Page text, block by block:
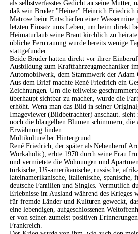
als selbstverfasstes Gedicht an seine Mutter,
daß sein Bruder "Heiner" Heinrich Friedrich
Matrose beim Entschärfen einer
letzten Einsatz ums Leben, um beim direkt
Heimaturlaub seine Braut kirchlich zu
übliche Ferntrauung wurde bereits wenige
stattgefunden.
Beide Brüder hatten direkt vor ihrer
Ausbildung zum Kraftfahrzeugmechaniker
Automobilwerk, dem Stammwerk der Adam
Aus dem Brief machte René Friedrich ein
Zeichnungen. Um die teilweise
überhaupt sichtbar zu machen, wurde die
erhöht. Wenn man das Bild in seiner
Imageviewer (Bildbetrachter) anschaut, sieht
noch die blaugelben Blumen schimmern, die
Erwähnung finden.
Multikultureller Hintergrund:
René Friedrich, der später als Nebenberuf
Workaholic), erbte 1970 durch seine Frau
und vermietete die Wohnungen und
türkische, US-amerikanische, russische,
lateinamerikanische, italienische, spanische,
deutsche Familien und Singles. Vermutlich
Erlebnisse im Ausland während des Krieges
für fremde Länder und Kulturen geweckt,
eine lebendigen, aufgeschlossenen
er von seinen zumeist positiven
Frankreich.